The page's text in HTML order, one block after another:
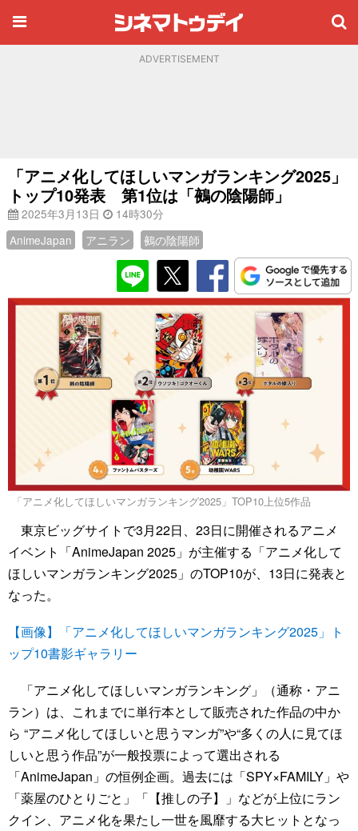
ADVERTISEMENT
「アニメ化してほしいマンガランキング2025」
トップ10発表 第1位は「鵺の陰陽師」
2025年3月13日
14時30分
AnimeJapan
アニラン 鵺の陰陽師
「アニメ化してほしいマンガランキング2025」TOP10上位5作品
東京ビッグサイトで3月22日、23日に開催されるアニメ
イベント「AnimeJapan 2025」が主催する「アニメ化して
ほしいマンガランキング2025」のTOP10が、13日に発表と
なった。
【画像】「アニメ化してほしいマンガランキング2025」ト
ップ10書影ギャラリー
「アニメ化してほしいマンガランキング」（通称・アニ
ラン）は、これまでに単行本として販売された作品の中か
ら “アニメ化してほしいと思うマンガ”や“多くの人に見てほ
しいと思う作品”が一般投票によって選出される
「AnimeJapan」の恒例企画。過去には「SPY×FAMILY」や
「薬屋のひとりごと」「【推しの子】」などが上位にラン
クイン、アニメ化を果たし一世を風靡する大ヒットとなっ